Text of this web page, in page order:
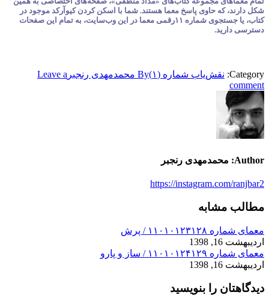
شکل دارند، که حاوی پاسخ معما هستند. شما با اسکن کردن کیوآرکد موجود در
کتاب، یا جستجوی شماره ۱۱رقمی معما در این وب‌سایت، به تمام این صفحات
دسترسی دارید.
Category: نقش‌یاب شماره (۱) By محمدمهدی رنجبر Leave a
comment
Author: محمدمهدی رنجبر
https://instagram.com/ranjbar2
مطالب مشابه
معمای شماره ۱۱۰۱۰۱۲۳۱۲۸ / پرش
اردیبهشت 16, 1398
معمای شماره ۱۱۰۱۰۱۲۴۱۲۹ / ساز و پارو
اردیبهشت 16, 1398
دیدگاهتان را بنویسید